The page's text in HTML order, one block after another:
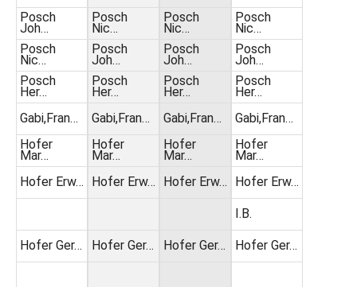
Posch
Joh…
Posch
Nic…
Posch
Her…
Gabi,Fran…
Hofer
Mar…
Hofer Erw…
Hofer Ger…
Posch
Nic…
Posch
Joh…
Posch
Her…
Gabi,Fran…
Hofer
Mar…
Hofer Erw…
Hofer Ger…
Posch
Nic…
Posch
Joh…
Posch
Her…
Gabi,Fran…
Hofer
Mar…
Hofer Erw…
Hofer Ger…
Posch
Nic…
Posch
Joh…
Posch
Her…
Gabi,Fran…
Hofer
Mar…
Hofer Erw…
I.B.
Hofer Ger…